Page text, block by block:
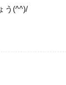
う(^^)/